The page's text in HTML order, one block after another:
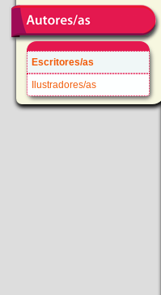
Escritores/as
Ilustradores/as